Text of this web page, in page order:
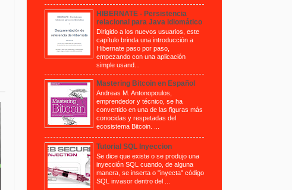
HIBERNATE - Persistencia
relacional para Java idiomático
Dirigido a los nuevos usuarios, este
capítulo brinda una introducción a
Hibernate paso por paso,
empezando con una aplicación
simple usand...
Mastering Bitcoin en Español
Andreas M. Antonopoulos,
emprendedor y técnico, se ha
convertido en una de las figuras más
conocidas y respetadas del
ecosistema Bitcoin. ...
Tutorial SQL Inyeccion
Se dice que existe o se produjo una
inyección SQL cuando, de alguna
manera, se inserta o "inyecta" código
SQL invasor dentro del ...